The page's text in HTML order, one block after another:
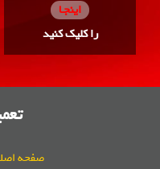
اینجـا
را کلیک کنید
صفحه